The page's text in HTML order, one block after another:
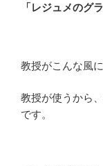
「レジュメのグ
教授がこんな風
教授が使うから
です。